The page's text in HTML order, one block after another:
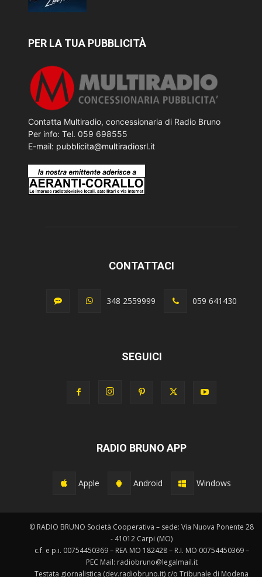
PER LA TUA PUBBLICITÀ
Contatta Multiradio, concessionaria di Radio Bruno
Per info: Tel. 059 698555
E-mail: pubblicita@multiradiosrl.it
CONTATTACI
348 2559999 059 641430
SEGUICI
RADIO BRUNO APP
Apple Android Windows
© RADIO BRUNO Società Cooperativa – sede: Via Nuova Ponente 28
- 41012 Carpi (MO)
c.f. e p.i. 00754450369 – REA MO 182428 – R.I. MO 00754450369 –
PEC Mail: radiobruno@legalmail.it
Testata giornalistica (dev.radiobruno.it) c/o Tribunale di Modena